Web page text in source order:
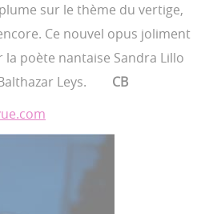
sur le thème du vertige,
Ce nouvel opus joliment
la poète nantaise Sandra Lillo
Leys. CB